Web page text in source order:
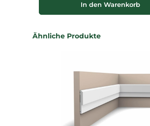
In den Warenkorb
Produktgalerie überspringen
Ähnliche Produkte